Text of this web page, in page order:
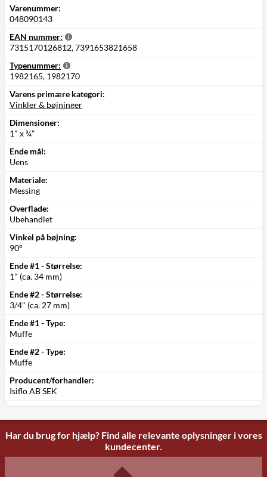
Varenummer:
048090143
EAN nummer:
7315170126812, 7391653821658
Typenummer:
1982165, 1982170
Varens primære kategori:
Vinkler & bøjninger
Dimensioner:
1" x ¾"
Ende mål:
Uens
Materiale:
Messing
Overflade:
Ubehandlet
Vinkel på bøjning:
90°
Ende #1 - Størrelse:
1" (ca. 34 mm)
Ende #2 - Størrelse:
3/4" (ca. 27 mm)
Ende #1 - Type:
Muffe
Ende #2 - Type:
Muffe
Producent/forhandler:
Isiflo AB SEK
Har du brug for hjælp? Find alle relevante oplysninger i vores
kundecenter.